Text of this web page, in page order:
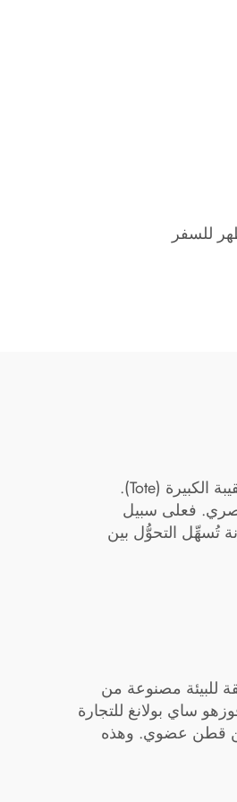
للسفر
واتجاهٌ آخر هو صعود الحقائب متعددة الوظائف. ويمكن استخدام هذه الحقائب بعدة طرق مختلفة، مثل الحقيبة الظهرية أو حقيبة اليد أو الحقيبة الكبيرة (Tote).
عصري. فعلى سبيل
تُسهِّل التحوُّل بين
للبيئة مصنوعة من
ساي بولانغ للتجارة
من قطن عضوي. وهذه